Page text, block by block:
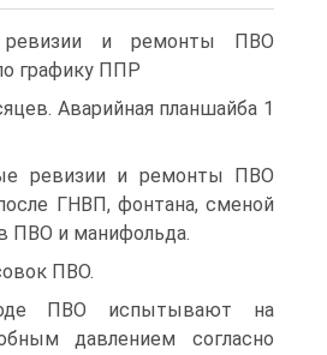
ревизии и ремонты ПВО
графику ППР
Аварийная планшайба 1
ревизии и ремонты ПВО
ГНВП, фонтана, сменой
ПВО и манифольда.
ПВО.
ПВО испытывают на
давлением согласно